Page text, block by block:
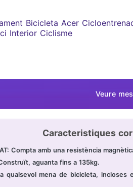
Veure
Caracteristiques
Compta amb una resistència
Construït, aguanta fins a 135kg.
a qualsevol mena de bicicleta,